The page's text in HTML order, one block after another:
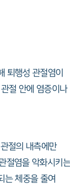
퇴행성 관절염이
절 안에 염증이나
절의 내측에만
절염을 악화시키는
는 체중을 줄여